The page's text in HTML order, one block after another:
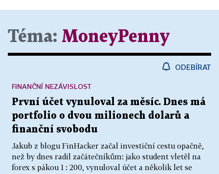
Téma: MoneyPenny
ODEBÍRAT
První účet vynuloval za měsíc. Dnes má
portfolio o dvou milionech dolarů a
finanční svobodu
Jakub z blogu FinHacker začal investiční cestu opačně,
než by dnes radil začátečníkům: jako student vletěl na
forex s pákou 1 : 200, vynuloval účet a několik let se
FINANČNÍ NEZÁVISLOST